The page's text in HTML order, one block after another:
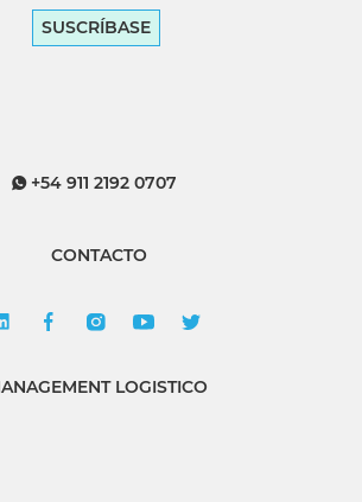
SUSCRÍBASE
+54 911 2192 0707
CONTACTO
LOGISTICO